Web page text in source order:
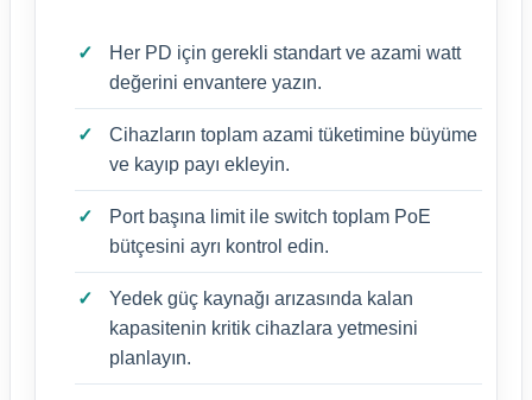
Her PD için gerekli standart ve azami watt
değerini envantere yazın.
Cihazların toplam azami tüketimine büyüme
ve kayıp payı ekleyin.
Port başına limit ile switch toplam PoE
bütçesini ayrı kontrol edin.
Yedek güç kaynağı arızasında kalan
kapasitenin kritik cihazlara yetmesini
planlayın.